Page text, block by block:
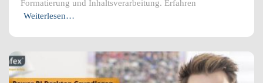
Formatierung und Inhaltsverarbeitung. Erfahren
Weiterlesen…